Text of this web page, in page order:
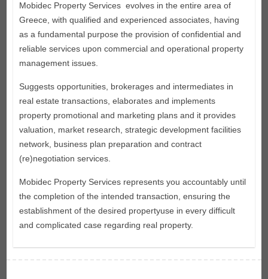
Mobidec Property Services evolves in the entire area of
Greece, with qualified and experienced associates, having
as a fundamental purpose the provision of confidential and
reliable services upon commercial and operational property
management issues.
Suggests opportunities, brokerages and intermediates in
real estate transactions, elaborates and implements
property promotional and marketing plans and it provides
valuation, market research, strategic development facilities
network, business plan preparation and contract
(re)negotiation services.
Mobidec Property Services represents you accountably until
the completion of the intended transaction, ensuring the
establishment of the desired property­use in every difficult
and complicated case regarding real property.